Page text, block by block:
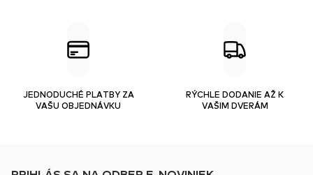
JEDNODUCHÉ PLATBY ZA
VAŠU OBJEDNÁVKU
RÝCHLE DODANIE AŽ K
VAŠIM DVERÁM